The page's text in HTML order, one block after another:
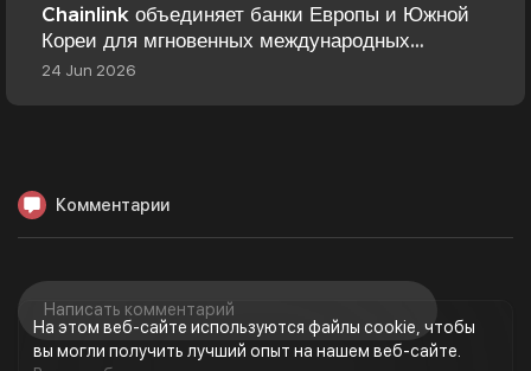
На этом веб-сайте используются файлы cookie, чтобы
вы могли получить лучший опыт на нашем веб-сайте.
Chainlink объединяет банки Европы и Южной
Кореи для мгновенных международных
переводов
24 Jun 2026
Комментарии